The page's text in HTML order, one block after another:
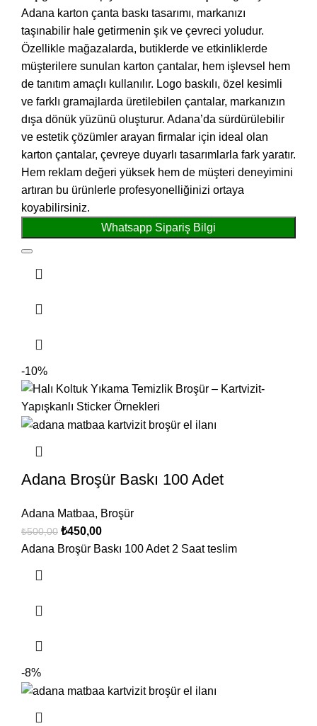
Adana karton çanta baskı tasarımı, markanızı
taşınabilir hale getirmenin şık ve çevreci yoludur.
Özellikle mağazalarda, butiklerde ve etkinliklerde
müşterilere sunulan karton çantalar, hem işlevsel hem
de tanıtım amaçlı kullanılır. Logo baskılı, özel kesimli
ve farklı gramajlarda üretilebilen çantalar, markanızın
dışa dönük yüzünü oluşturur. Adana’da sürdürülebilir
ve estetik çözümler arayan firmalar için ideal olan
karton çantalar, çevreye duyarlı tasarımlarla fark yaratır.
Hem reklam değeri yüksek hem de müşteri deneyimini
artıran bu ürünlerle profesyonelliğinizi ortaya
koyabilirsiniz.
Whatsapp Sipariş Bilgi
-10%
Adana Broşür Baskı 100 Adet
Adana Matbaa, Broşür
₺500,00 ₺450,00
Adana Broşür Baskı 100 Adet 2 Saat teslim
-8%